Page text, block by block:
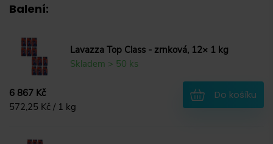
Balení:
Lavazza Top Class - zrnková, 12× 1 kg
Skladem > 50 ks
6 867 Kč
572,25 Kč / 1 kg
Do košíku